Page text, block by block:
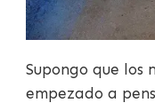
Supongo que los
empezado a